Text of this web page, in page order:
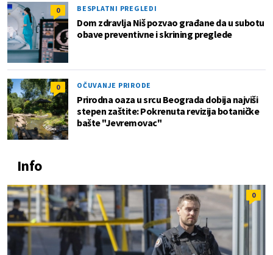
0 BESPLATNI PREGLEDI
Dom zdravlja Niš pozvao građane da u subotu
obave preventivne i skrining preglede
0 OČUVANJE PRIRODE
Prirodna oaza u srcu Beograda dobija najviši
stepen zaštite: Pokrenuta revizija botaničke
bašte "Jevremovac"
Info
0